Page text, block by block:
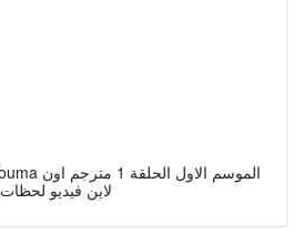
لاين فيديو لحظات